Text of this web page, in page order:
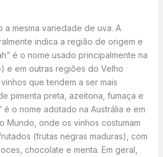
a mesma variedade de uva. A
indica a região de origem e
é o nome usado principalmente na
e em outras regiões do Velho
que tendem a ser mais
pimenta preta, azeitona, fumaça e
é o nome adotado na Austrália e em
Mundo, onde os vinhos costumam
(frutas negras maduras), com
chocolate e menta. Em geral,